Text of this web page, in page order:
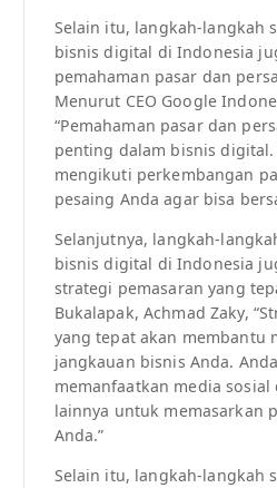
Selain itu, langkah-langkah
bisnis digital di Indonesia
pemahaman pasar dan
Menurut CEO Google
“Pemahaman pasar dan
penting dalam bisnis
mengikuti perkembangan
pesaing Anda agar bisa
Selanjutnya, langkah-
bisnis digital di Indonesia
strategi pemasaran yang
Bukalapak, Achmad Zaky,
yang tepat akan membantu
jangkauan bisnis Anda.
memanfaatkan media
lainnya untuk memasarkan
Anda.”
Selain itu, langkah-langkah